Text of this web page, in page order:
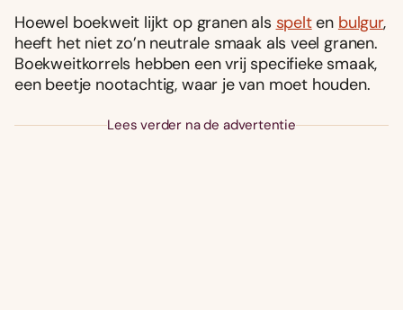
Hoewel boekweit lijkt op granen als spelten bulgur,
heeft het niet zo’n neutrale smaak als veel granen.
Boekweitkorrels hebben een vrij specifieke smaak,
een beetje nootachtig, waar je van moet houden.
Lees verder na de advertentie